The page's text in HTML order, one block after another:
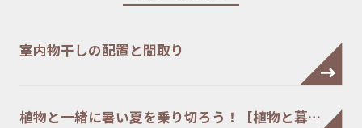
室内物干しの配置と間取り
植物と一緒に暑い夏を乗り切ろう！【植物と暮…